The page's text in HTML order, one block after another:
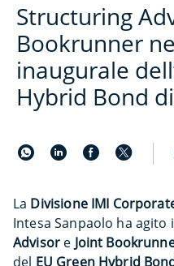
Structuring
Bookrunner
inaugurale
Hybrid Bond
La Divisione IMI
Intesa Sanpaolo ha agito
Advisor e Joint
del EU Green Hybrid